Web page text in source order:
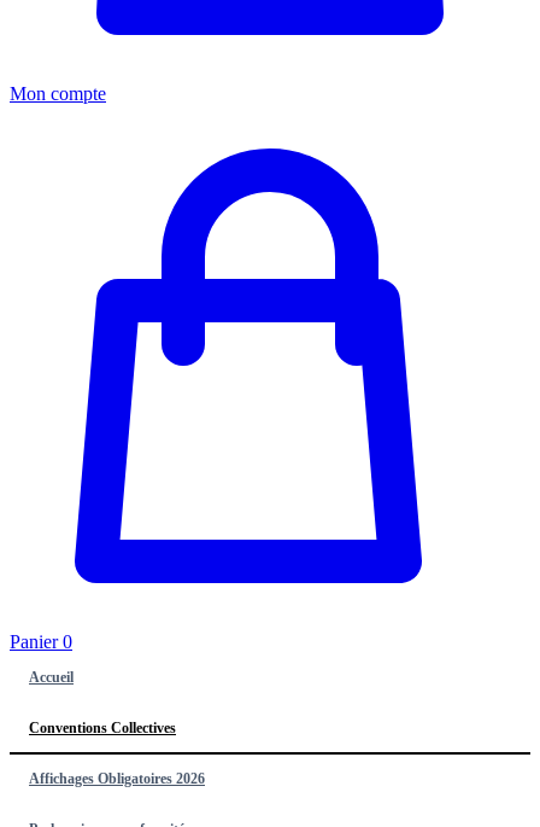
Mon compte
Panier0
Accueil
Conventions Collectives
Affichages Obligatoires 2026